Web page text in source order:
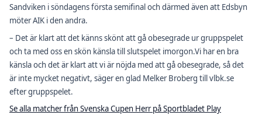
Sandviken i söndagens första semifinal och därmed även att Edsbyn
möter AIK i den andra.
– Det är klart att det känns skönt att gå obesegrade ur gruppspelet
och ta med oss en skön känsla till slutspelet imorgon.Vi har en bra
känsla och det är klart att vi är nöjda med att gå obesegrade, så det
är inte mycket negativt, säger en glad Melker Broberg till vlbk.se
efter gruppspelet.
Se alla matcher från Svenska Cupen Herr på Sportbladet Play